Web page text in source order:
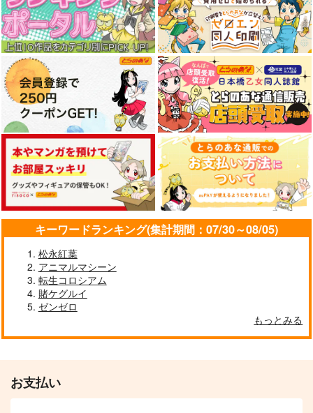
キーワードランキング(集計期間：07/30～08/05)
松永紅葉
アニマルマシーン
転生コロシアム
賭ケグルイ
ゼンゼロ
もっとみる
お支払い